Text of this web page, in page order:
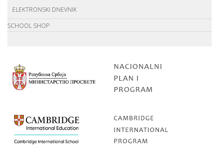
ELEKTRONSKI DNEVNIK
SCHOOL SHOP